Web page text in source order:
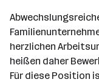
herzlichen
heißen daher
Für diese Position